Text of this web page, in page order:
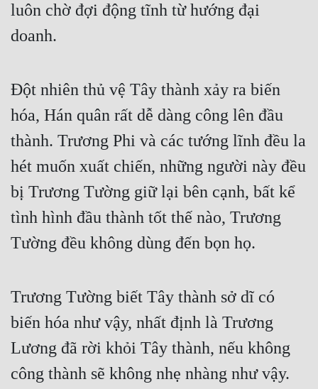
Huyền Ảo
Hài Hước
Học Đường
Khoa Huyễn
Kinh Dị
Kiếm Hiệp
Kỳ Huyễn
Linh Dị
Làm Giàu
Lịch Sử
Mưu Mô
luôn chờ đợi động tĩnh từ hướng đại
doanh.
Đột nhiên thủ vệ Tây thành xảy ra biến
hóa, Hán quân rất dễ dàng công lên đầu
thành. Trương Phi và các tướng lĩnh đều la
hét muốn xuất chiến, những người này đều
bị Trương Tường giữ lại bên cạnh, bất kể
tình hình đầu thành tốt thế nào, Trương
Tường đều không dùng đến bọn họ.
Trương Tường biết Tây thành sở dĩ có
biến hóa như vậy, nhất định là Trương
Lương đã rời khỏi Tây thành, nếu không
công thành sẽ không nhẹ nhàng như vậy.